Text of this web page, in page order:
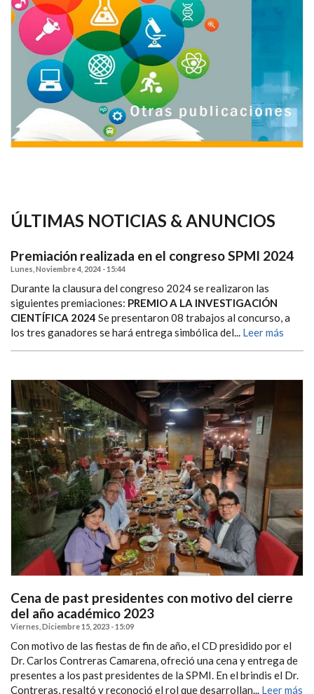
ÚLTIMAS NOTICIAS & ANUNCIOS
Premiación realizada en el congreso SPMI 2024
Lunes, Noviembre 4, 2024 - 15:44
Durante la clausura del congreso 2024 se realizaron las
siguientes premiaciones: PREMIO A LA INVESTIGACIÓN
CIENTÍFICA 2024 Se presentaron 08 trabajos al concurso, a
los tres ganadores se hará entrega simbólica del... Leer más
Cena de past presidentes con motivo del cierre
del año académico 2023
Viernes, Diciembre 15, 2023 - 15:09
Con motivo de las fiestas de fin de año, el CD presidido por el
Dr. Carlos Contreras Camarena, ofreció una cena y entrega de
presentes a los past presidentes de la SPMI. En el brindis el Dr.
Contreras, resaltó y reconoció el rol que desarrollan...
Leer más